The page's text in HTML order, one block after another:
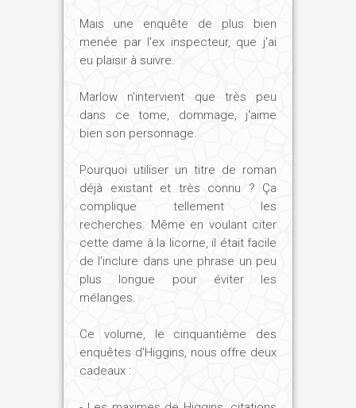
Mais une enquête de plus bien
menée par l'ex inspecteur, que j'ai
eu plaisir à suivre.
Marlow n'intervient que très peu
dans ce tome, dommage, j'aime
bien son personnage.
Pourquoi utiliser un titre de roman
déjà existant et très connu ? Ça
complique tellement les
recherches. Même en voulant citer
cette dame à la licorne, il était facile
de l'inclure dans une phrase un peu
plus longue pour éviter les
mélanges.
Ce volume, le cinquantième des
enquêtes d'Higgins, nous offre deux
cadeaux :